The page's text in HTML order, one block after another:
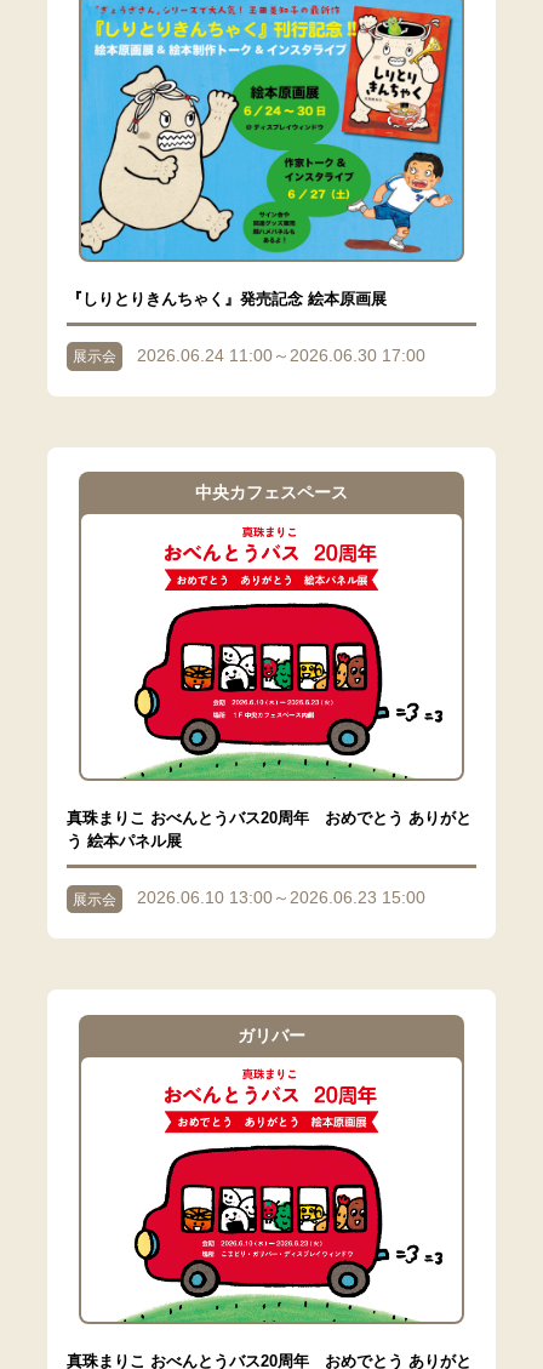
『しりとりきんちゃく』発売記念 絵本原画展
展示会 2026.06.24 11:00～2026.06.30 17:00
中央カフェスペース
真珠まりこ おべんとうバス20周年 おめでとう ありがと
う 絵本パネル展
展示会 2026.06.10 13:00～2026.06.23 15:00
ガリバー
真珠まりこ おべんとうバス20周年 おめでとう ありがと